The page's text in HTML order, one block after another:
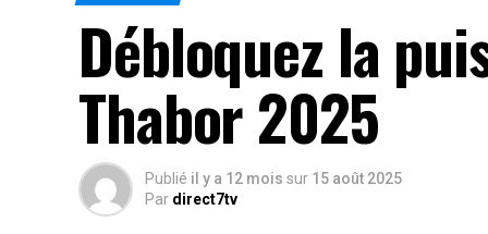
Débloquez la
Thabor 2025
Publié il y a 12 mois sur 15 août 2025
Par direct7tv